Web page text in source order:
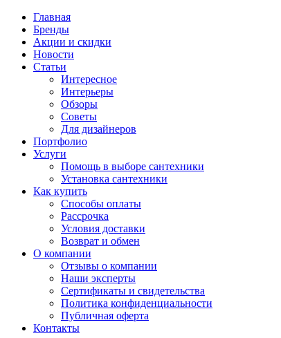
Главная
Бренды
Акции и скидки
Новости
Статьи
Интересное
Интерьеры
Обзоры
Советы
Для дизайнеров
Портфолио
Услуги
Помощь в выборе сантехники
Установка сантехники
Как купить
Способы оплаты
Рассрочка
Условия доставки
Возврат и обмен
О компании
Отзывы о компании
Наши эксперты
Сертификаты и свидетельства
Политика конфиденциальности
Публичная оферта
Контакты